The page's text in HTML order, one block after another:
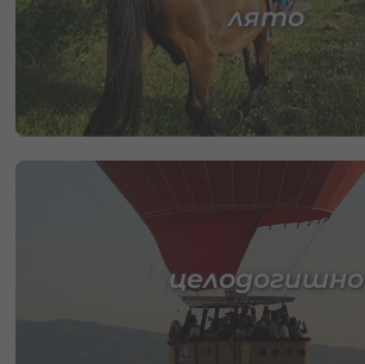
лято
целодогишно